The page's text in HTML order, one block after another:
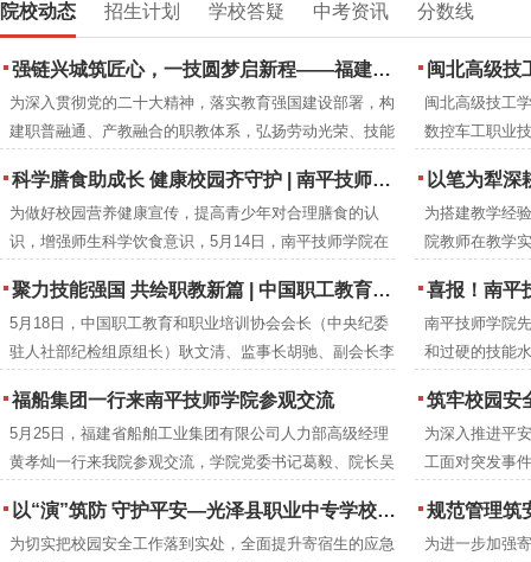
院校动态 招生计划 学校答疑 中考资讯 分数线
强链兴城筑匠心，一技圆梦启新程——福建建筑学校2026年职业教育活动周圆满落幕
为深入贯彻党的二十大精神，落实教育强国建设部署，构
建职普融通、产教融合的职教体系，弘扬劳动光荣、技能
活动周“一技在手，一生无忧”主题与福建省“强链·兴城·圆
梦”分主题，福建建筑学校举办职业教育活动周系列特色
活动。
闽北高级技
闽北高级技工
数控车工职业
科学膳食助成长 健康校园齐守护 | 南平技师学院成功举办食品营养周知识讲座
为做好校园营养健康宣传，提高青少年对合理膳食的认
识，增强师生科学饮食意识，5月14日，南平技师学院在
会会长、注册营养师刘彦雯担任主讲人。
以笔为犁深耕教改沃土 匠
为搭建教学经
院教师在教学
学院教研室组
编工作。历时
成册推广交流。
聚力技能强国 共绘职教新篇 | 中国职工教育和职业培训协会莅临南平技师学院调研指导
5月18日，中国职工教育和职业培训协会会长（中央纪委
驻人社部纪检组原组长）耿文清、监事长胡驰、副会长李
学院调研指导。南平市人民政府党组成员、副市长杨新
强，市人力资源和社会保障局党组成员、副局长吴邦建，
学院党委书记葛毅，院长吴瑞通等领导陪同考察。
喜报！南平技师
南平技师学院
和过硬的技能
福船集团一行来南平技师学院参观交流
5月25日，福建省船舶工业集团有限公司人力部高级经理
黄孝灿一行来我院参观交流，学院党委书记葛毅、院长吴
筑牢校园安全防线 提升教职工
为深入推进平
工面对突发事
高的应急救护
后勤安保等关
以“演”筑防 守护平安—光泽县职业中专学校扎实开展夜间消防逃生演练
为切实把校园安全工作落到实处，全面提升寄宿生的应急
规范管理筑安全 凝
为进一步加强